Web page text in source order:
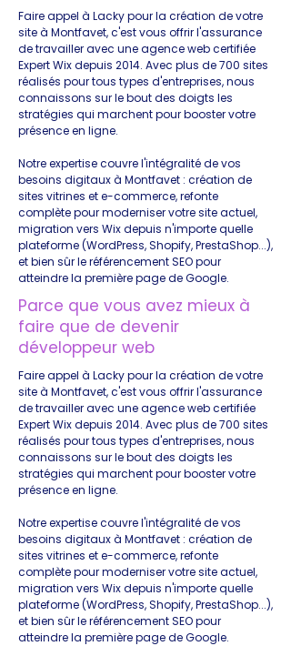
Faire appel à Lacky pour la création de votre
site à Montfavet, c'est vous offrir l'assurance
de travailler avec une agence web certifiée
Expert Wix depuis 2014. Avec plus de 700 sites
réalisés pour tous types d'entreprises, nous
connaissons sur le bout des doigts les
stratégies qui marchent pour booster votre
présence en ligne.
Notre expertise couvre l'intégralité de vos
besoins digitaux à Montfavet : création de
sites vitrines et e-commerce, refonte
complète pour moderniser votre site actuel,
migration vers Wix depuis n'importe quelle
plateforme (WordPress, Shopify, PrestaShop...),
et bien sûr le référencement SEO pour
atteindre la première page de Google.
Parce que vous avez mieux à
faire que de devenir
développeur web
Faire appel à Lacky pour la création de votre
site à Montfavet, c'est vous offrir l'assurance
de travailler avec une agence web certifiée
Expert Wix depuis 2014. Avec plus de 700 sites
réalisés pour tous types d'entreprises, nous
connaissons sur le bout des doigts les
stratégies qui marchent pour booster votre
présence en ligne.
Notre expertise couvre l'intégralité de vos
besoins digitaux à Montfavet : création de
sites vitrines et e-commerce, refonte
complète pour moderniser votre site actuel,
migration vers Wix depuis n'importe quelle
plateforme (WordPress, Shopify, PrestaShop...),
et bien sûr le référencement SEO pour
atteindre la première page de Google.